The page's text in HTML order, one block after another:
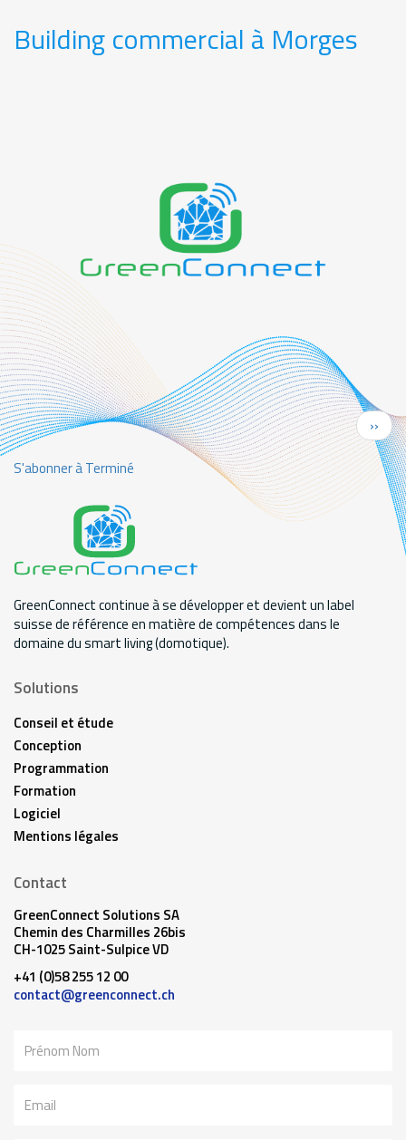
Building commercial à Morges
Pagination
Page
››
S'abonner à Terminé
GreenConnect continue à se développer et devient un label
suisse de référence en matière de compétences dans le
domaine du smart living (domotique).
Solutions
Conseil et étude
Conception
Programmation
Formation
Logiciel
Mentions légales
Contact
GreenConnect Solutions SA
Chemin des Charmilles 26bis
CH-1025 Saint-Sulpice VD
+41 (0)58 255 12 00
contact@greenconnect.ch